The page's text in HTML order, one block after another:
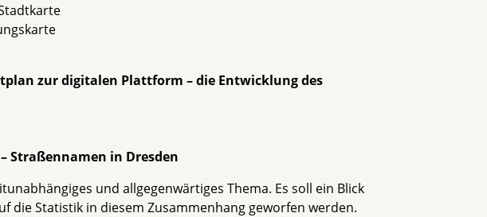
zur digitalen Plattform – die Entwicklung des
Straßennamen in Dresden
und allgegenwärtiges Thema. Es soll ein Blick
die Statistik in diesem Zusammenhang geworfen werden.